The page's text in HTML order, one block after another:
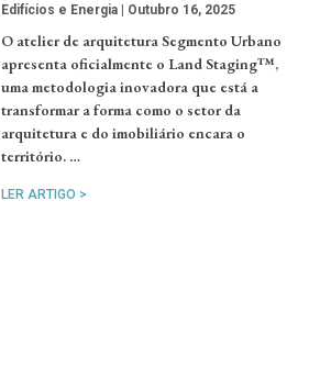
Edifícios e Energia Outubro 16, 2025
O atelier de arquitetura Segmento Urbano
apresenta oficialmente o Land Staging™,
uma metodologia inovadora que está a
transformar a forma como o setor da
arquitetura e do imobiliário encara o
território. …
LER ARTIGO >